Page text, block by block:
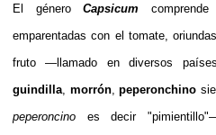
El género Capsicum
emparentadas con el tomate,
fruto —llamado en diversos
guindilla morrón, peperonchino
peperoncino es decir